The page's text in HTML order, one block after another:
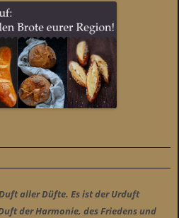
aller Düfte. Es ist der Urduft
der Harmonie, des Friedens und